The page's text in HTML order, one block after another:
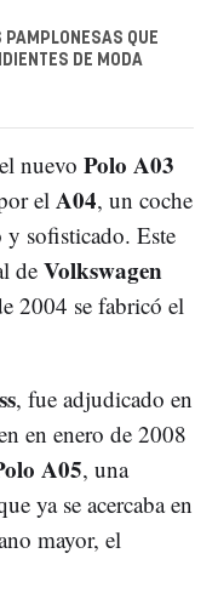
PAMPLONESAS QUE
DE MODA
nuevo Polo A03
el A04, un coche
y sofisticado. Este
de Volkswagen
2004 se fabricó el
, fue adjudicado en
en enero de 2008
A05, una
ya se acercaba en
mayor, el